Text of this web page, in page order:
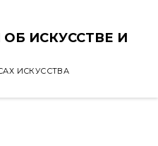
ИСКУССТВЕ И
ИСКУССТВА